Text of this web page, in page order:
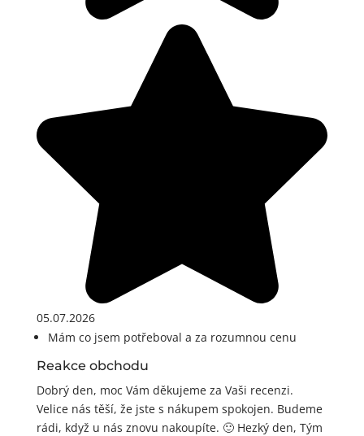
05.07.2026
Mám co jsem potřeboval a za rozumnou cenu
Reakce obchodu
Dobrý den, moc Vám děkujeme za Vaši recenzi.
Velice nás těší, že jste s nákupem spokojen. Budeme
rádi, když u nás znovu nakoupíte. 🙂 Hezký den, Tým